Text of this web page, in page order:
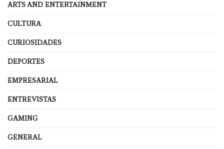
ARTS AND ENTERTAINMENT
CULTURA
CURIOSIDADES
DEPORTES
EMPRESARIAL
ENTREVISTAS
GAMING
GENERAL